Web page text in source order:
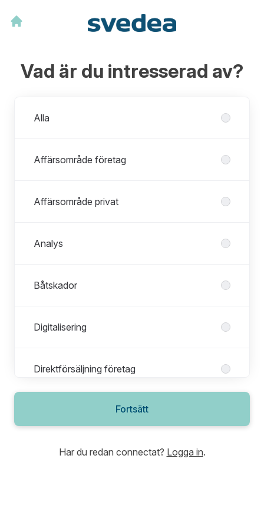
Vad är du intresserad av?
Alla
Affärsområde företag
Affärsområde privat
Analys
Båtskador
Digitalisering
Direktförsäljning företag
Direktförsäljning privatFortsätt
Har du redan connectat? Logga in.